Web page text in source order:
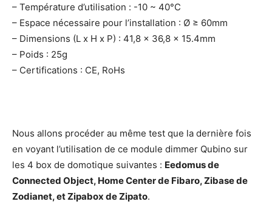
– Température d’utilisation : -10 ~ 40°C
– Espace nécessaire pour l’installation : Ø ≥ 60mm
– Dimensions (L x H x P) : 41,8 x 36,8 x 15.4mm
– Poids : 25g
– Certifications : CE, RoHs
Nous allons procéder au même test que la dernière fois
en voyant l’utilisation de ce module dimmer Qubino sur
les 4 box de domotique suivantes : Eedomus de
Connected Object, Home Center de Fibaro, Zibase de
Zodianet, et Zipabox de Zipato.